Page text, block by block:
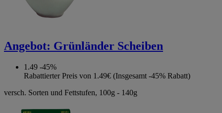
Angebot: Grünländer Scheiben
1.49 -45%
Rabattierter Preis von 1.49€ (Insgesamt -45% Rabatt)
versch. Sorten und Fettstufen, 100g - 140g